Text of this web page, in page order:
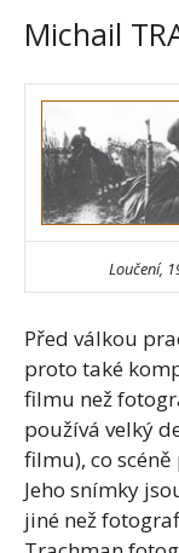
Michail
Loučení,
Před válkou
proto také
filmu než
používá velký
filmu), co
Jeho snímky
jiné než